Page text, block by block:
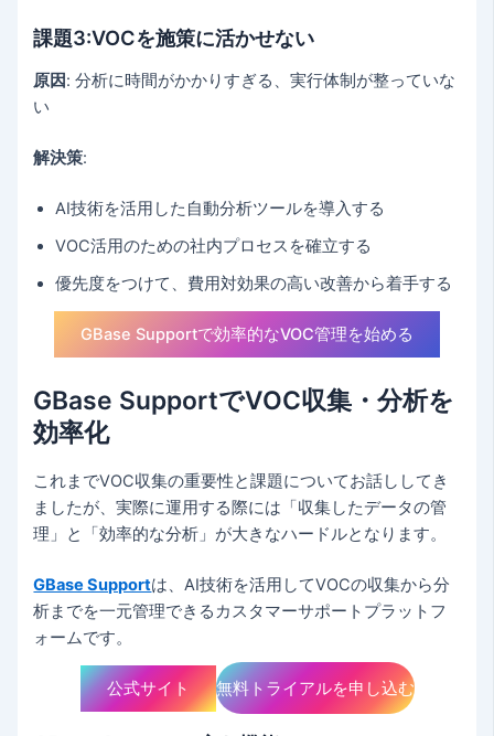
課題3:VOCを施策に活かせない
原因: 分析に時間がかかりすぎる、実行体制が整っていな
い
解決策:
AI技術を活用した自動分析ツールを導入する
VOC活用のための社内プロセスを確立する
優先度をつけて、費用対効果の高い改善から着手する
GBase Supportで効率的なVOC管理を始める
GBase SupportでVOC収集・分析を
効率化
これまでVOC収集の重要性と課題についてお話ししてき
ましたが、実際に運用する際には「収集したデータの管
理」と「効率的な分析」が大きなハードルとなります。
GBase Supportは、AI技術を活用してVOCの収集から分
析までを一元管理できるカスタマーサポートプラットフ
ォームです。
公式サイト 無料トライアルを申し込む